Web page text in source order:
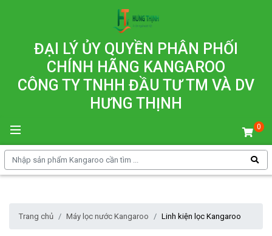
ĐẠI LÝ ỦY QUYỀN PHÂN PHỐI
CHÍNH HÃNG KANGAROO
CÔNG TY TNHH ĐẦU TƯ TM VÀ DV
HƯNG THỊNH
0
Trang chủ Máy lọc nước Kangaroo Linh kiện lọc Kangaroo